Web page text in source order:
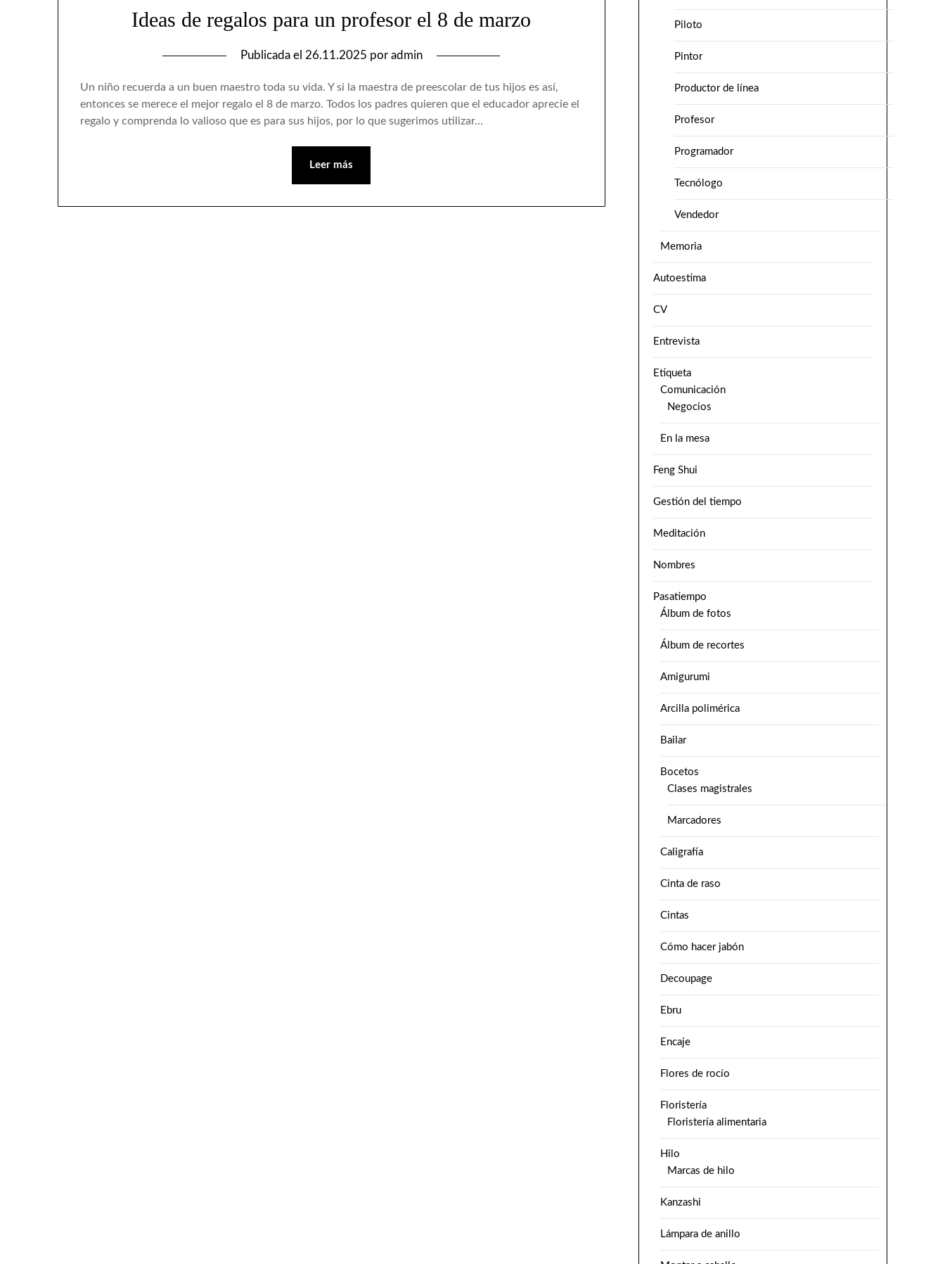
Ideas de regalos para un profesor el 8 de marzo
Publicada el 26.11.2025 por admin
Un niño recuerda a un buen maestro toda su vida. Y si la maestra de preescolar de tus hijos es así,
entonces se merece el mejor regalo el 8 de marzo. Todos los padres quieren que el educador aprecie el
regalo y comprenda lo valioso que es para sus hijos, por lo que sugerimos utilizar…
Leer más
Piloto
Pintor
Productor de línea
Profesor
Programador
Tecnólogo
Vendedor
Memoria
Autoestima
CV
Entrevista
Etiqueta
Comunicación
Negocios
En la mesa
Feng Shui
Gestión del tiempo
Meditación
Nombres
Pasatiempo
Álbum de fotos
Álbum de recortes
Amigurumi
Arcilla polimérica
Bailar
Bocetos
Clases magistrales
Marcadores
Caligrafía
Cinta de raso
Cintas
Cómo hacer jabón
Decoupage
Ebru
Encaje
Flores de rocío
Floristería
Floristería alimentaria
Hilo
Marcas de hilo
Kanzashi
Lámpara de anillo